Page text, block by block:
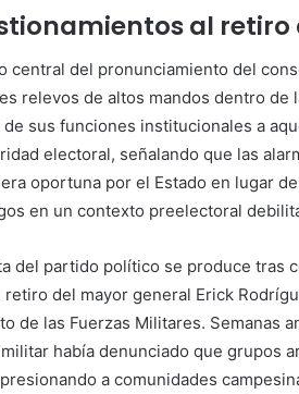
al retiro
central del pronunciamiento del
relevos de altos mandos dentro de
de sus funciones institucionales a
electoral, señalando que las
oportuna por el Estado en lugar
en un contexto preelectoral
del partido político se produce tras
retiro del mayor general Erick
de las Fuerzas Militares. Semanas
había denunciado que grupos
a comunidades